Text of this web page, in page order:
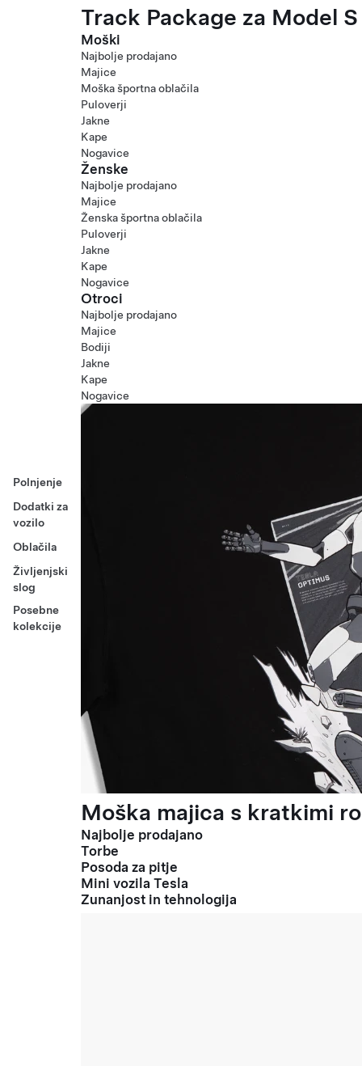
Polnjenje
Dodatki za
vozilo
Oblačila
Življenjski
slog
Posebne
kolekcije
Track Package za Model
Moški
Najbolje prodajano
Majice
Moška športna oblačila
Puloverji
Jakne
Kape
Nogavice
Ženske
Najbolje prodajano
Majice
Ženska športna oblačila
Puloverji
Jakne
Kape
Nogavice
Otroci
Najbolje prodajano
Majice
Bodiji
Jakne
Kape
Nogavice
Moška majica s kratkimi
Najbolje prodajano
Torbe
Posoda za pitje
Mini vozila Tesla
Zunanjost in tehnologija